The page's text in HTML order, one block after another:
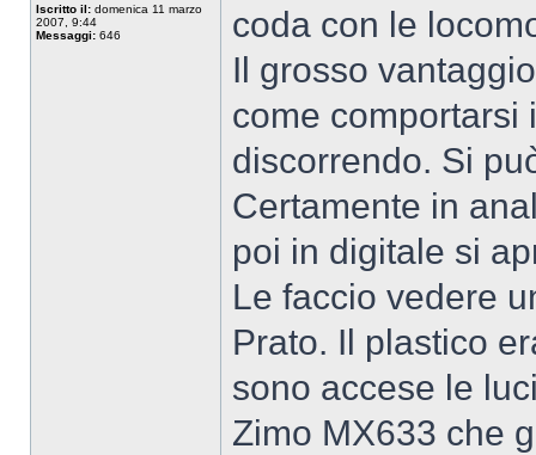
Iscritto il: domenica 11 marzo
2007, 9:44
Messaggi: 646
coda con le
Il grosso
come comportarsi
discorrendo. Si
Certamente in
poi in digitale si
Le faccio vedere
Prato. Il plastico
sono accese le
Zimo MX633 che